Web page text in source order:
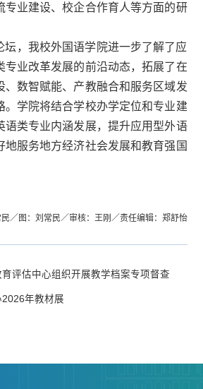
专业建设、校企合作育人等方面的研
坛，我校外国语学院进一步了解了应
专业改革发展的前沿动态，拓展了在
、数智赋能、产教融合和服务区域发
。学院将结合学校办学定位和专业建
语类专业内涵发展，提升应用型外语
地服务地方经济社会发展和教育强国
／图：刘常民／审核：王刚／责任编辑：郑舒怡
评估中心组织开展教学档案专项督查
年教材展